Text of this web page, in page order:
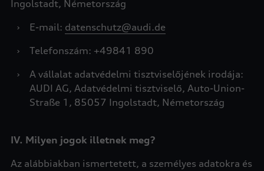
Ingolstadt, Németország
›
E-mail: datenschutz@audi.de
›
Telefonszám: +49841 890
›
A vállalat adatvédelmi tisztviselőjének irodája:
AUDI AG, Adatvédelmi tisztviselő, Auto-Union-
Straße 1, 85057 Ingolstadt, Németország
IV. Milyen jogok illetnek meg?
Az alábbiakban ismertetett, a személyes adatokra és